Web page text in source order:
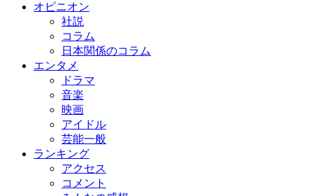
オピニオン
社説
コラム
日本関係のコラム
エンタメ
ドラマ
音楽
映画
アイドル
芸能一般
ランキング
アクセス
コメント